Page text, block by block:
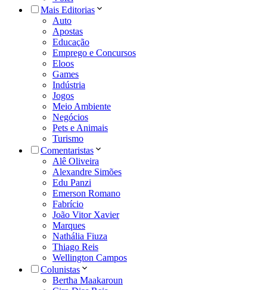
Mais Editorias
Auto
Apostas
Educação
Emprego e Concursos
Eloos
Games
Indústria
Jogos
Meio Ambiente
Negócios
Pets e Animais
Turismo
Comentaristas
Alê Oliveira
Alexandre Simões
Edu Panzi
Emerson Romano
Fabrício
João Vitor Xavier
Marques
Nathália Fiuza
Thiago Reis
Wellington Campos
Colunistas
Bertha Maakaroun